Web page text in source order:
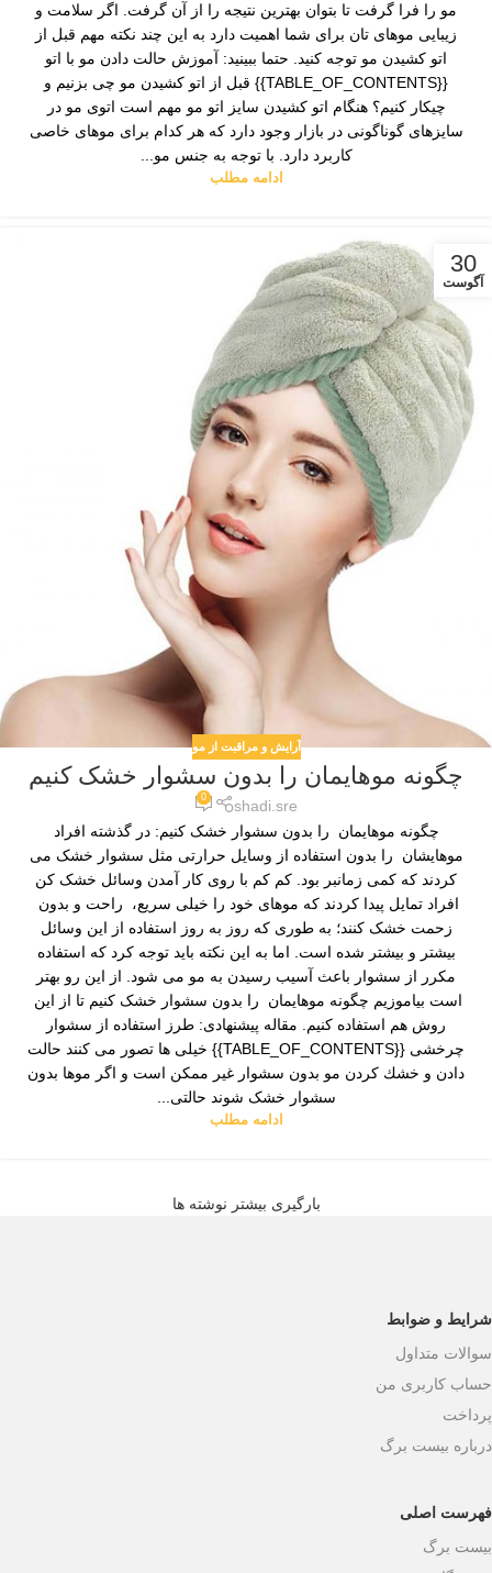
مو را فرا گرفت تا بتوان بهترین نتیجه را از آن گرفت. اگر سلامت و
زیبایی موهای تان برای شما اهمیت دارد به این چند نکته مهم قبل از
اتو کشیدن مو توجه کنید. حتما ببینید: آموزش حالت دادن مو با اتو
{{TABLE_OF_CONTENTS}} قبل از اتو کشیدن مو چی بزنیم و
چیکار کنیم؟ هنگام اتو کشیدن سایز اتو مو مهم است اتوی مو در
سایزهای گوناگونی در بازار وجود دارد که هر کدام برای موهای خاصی
کاربرد دارد. با توجه به جنس مو...
ادامه مطلب
30
آگوست
آرایش و مراقبت از مو
چگونه موهایمان را بدون سشوار خشک کنیم
shadi.sre
0
چگونه موهایمان را بدون سشوار خشک کنیم: در گذشته افراد
موهایشان را بدون استفاده از وسایل حرارتی مثل سشوار خشک می
کردند که کمی زمانبر بود. کم کم با روی کار آمدن وسائل خشک کن
افراد تمایل پیدا کردند که موهای خود را خیلی سریع، راحت و بدون
زحمت خشک کنند؛ به طوری که روز به روز استفاده از این وسائل
بیشتر و بیشتر شده است. اما به این نکته باید توجه کرد که استفاده
مکرر از سشوار باعث آسیب رسیدن به مو می شود. از این رو بهتر
است بیاموزیم چگونه موهایمان را بدون سشوار خشک کنیم تا از این
روش هم استفاده کنیم. مقاله پیشنهادی: طرز استفاده از سشوار
چرخشی {{TABLE_OF_CONTENTS}} خیلی ها تصور می ‌کنند حالت
دادن و خشك كردن مو بدون سشوار غیر ممکن است و اگر موها بدون
سشوار خشک شوند حالتی...
ادامه مطلب
بارگیری بیشتر نوشته ها
شرایط و ضوابط
سوالات متداول
حساب کاربری من
پرداخت
درباره بیست برگ
فهرست اصلی
بیست برگ